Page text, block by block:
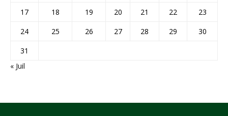
17
18 19 20 21 22
23
24
25 26 27 28 29
30
31
« Juil